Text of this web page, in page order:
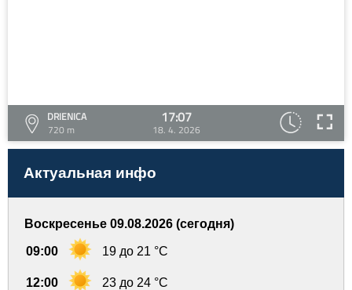
DRIENICA
720 m
17:07
18. 4. 2026
Актуальная инфо
Воскресенье 09.08.2026 (сегодня)
09:00 19 до 21 °C
12:00 23 до 24 °C